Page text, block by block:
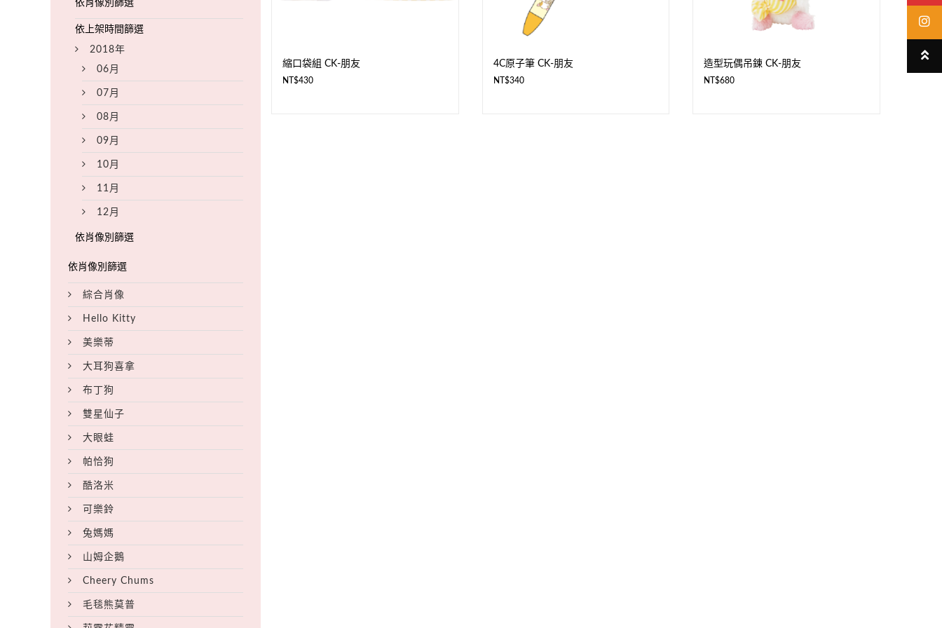
縮口袋組 CK-朋友
NT$430
4C原子筆 CK-朋友
NT$340
造型玩偶吊鍊 CK-朋友
NT$680
2018年
06月
07月
08月
09月
10月
11月
12月
綜合肖像
Hello Kitty
美樂蒂
大耳狗喜拿
布丁狗
雙星仙子
大眼蛙
帕恰狗
酷洛米
可樂鈴
兔媽媽
山姆企鵝
Cheery Chums
毛毯熊莫普